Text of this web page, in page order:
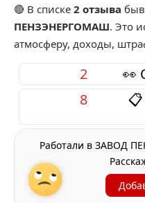
🔴 В списке 2 отзыва
ПЕНЗЭНЕРГОМАШ. Это
атмосферу, доходы,
👀
2
8
Работали в ЗАВОД